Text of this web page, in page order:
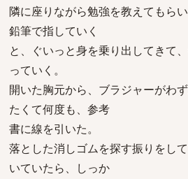
隣に座りながら勉強を教えてもら
鉛筆で指していく
と、ぐいっと身を乗り出してきて
っていく。
開いた胸元から、ブラジャーがわ
たくて何度も、参考
書に線を引いた。
落とした消しゴムを探す振りをし
いていたら、しっか